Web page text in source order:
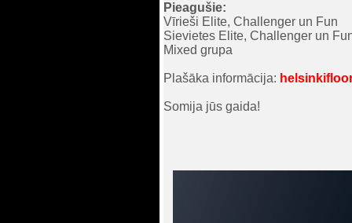
Pieagušie:
Vīrieši Elite, Challenger un Fun
Sievietes Elite, Challenger un
Mixed grupa
Plašāka informācija:
Somija jūs gaida!